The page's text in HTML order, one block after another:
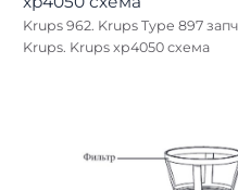
Krups 962. Krups Type 897
Krups. Krups xp4050 схема